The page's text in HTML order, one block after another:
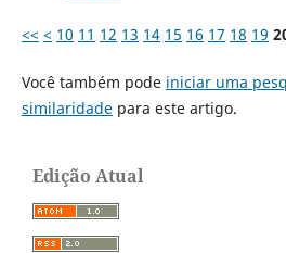
<< < 10 11 12 13 14 15 16 17 18 19
Você também pode iniciar uma
similaridadepara este artigo.
Edição Atual